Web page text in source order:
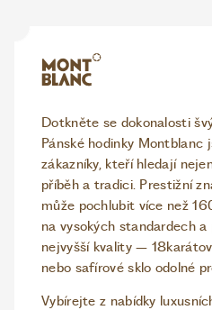
Dotkněte se dokonalosti
Pánské hodinky Montblanc
zákazníky, kteří hledají
příběh a tradici. Prestižní
může pochlubit více než
na vysokých standardech
nejvyšší kvality –
nebo safírové sklo odolné
Vybírejte z nabídky